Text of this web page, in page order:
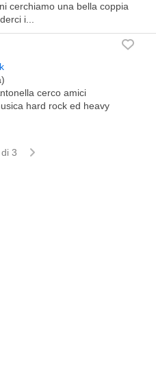
cerchiamo una bella coppia
i...
cerco amici
hard rock ed heavy
di 3